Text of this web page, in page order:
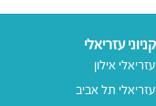
קניוני עזריאלי
עזריאלי אילון
עזריאלי תל אביב